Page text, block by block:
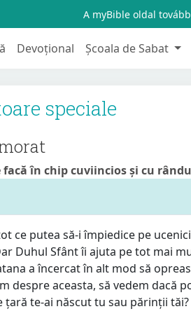
A myBible oldal
Devoțional Școala de Sabat
speciale
facă în chip cuviincios și cu
ce putea să-i împiedice pe
Duhul Sfânt îi ajuta pe tot mai
a încercat în alt mod să
despre aceasta, să vedem dacă
țară te-ai născut tu sau părinții tăi?